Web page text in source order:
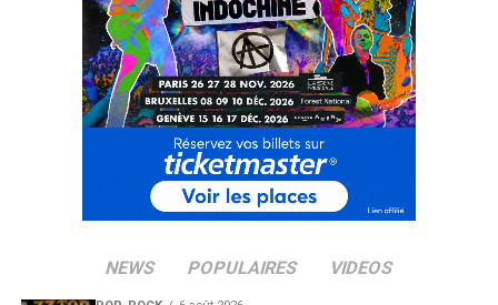
NEWS POPULAIRES VIDEOS